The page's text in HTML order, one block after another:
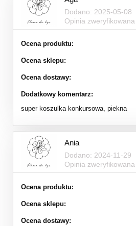
Dodano: 2025-05-08
Opinia zweryfikowana
Ocena produktu:
Ocena sklepu:
Ocena dostawy:
Dodatkowy komentarz:
super koszulka konkursowa, piekna
Ania
Dodano: 2024-11-29
Opinia zweryfikowana
Ocena produktu:
Ocena sklepu:
Ocena dostawy: